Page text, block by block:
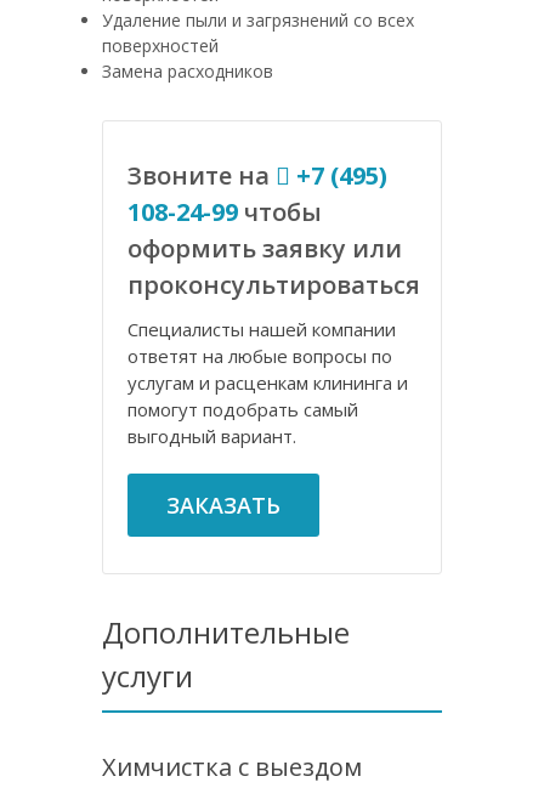
Удаление пыли и загрязнений со всех
поверхностей
Замена расходников
Звоните на
+7 (495)
108-24-99 чтобы
оформить заявку или
проконсультироваться
Специалисты нашей компании
ответят на любые вопросы по
услугам и расценкам клининга и
помогут подобрать самый
выгодный вариант.
ЗАКАЗАТЬ
Дополнительные
услуги
Химчистка с выездом